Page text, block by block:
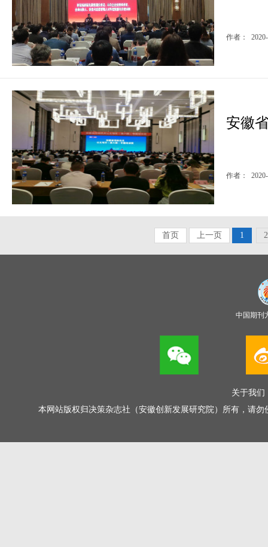
作者：
安徽
作者：
首页 上一页 1 2
中国期刊
关于我们
本网站版权归决策杂志社（安徽创新发展研究院）所有，请